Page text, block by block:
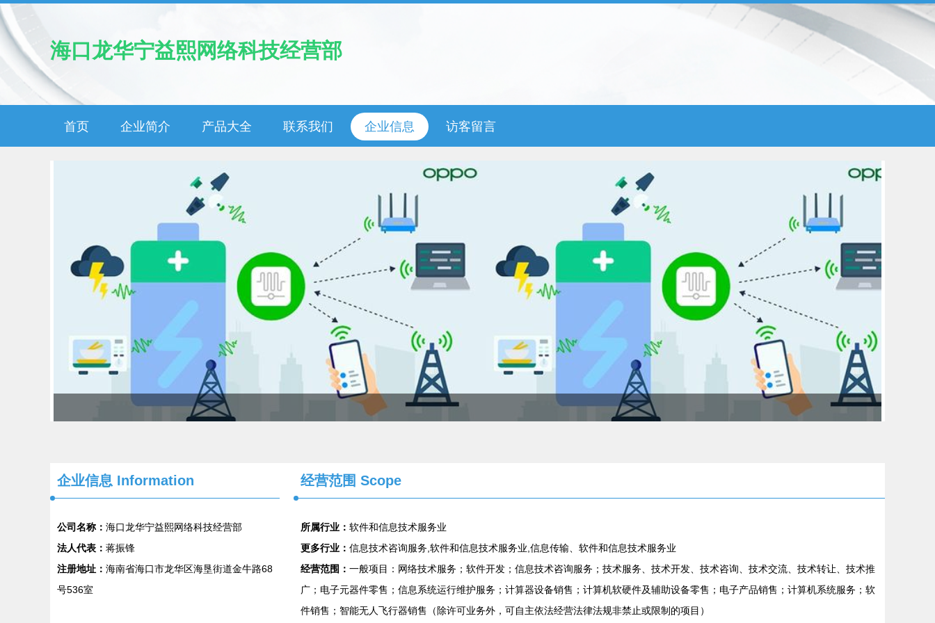
海口龙华宁益熙网络科技经营部
首页 企业简介 产品大全 联系我们 企业信息 访客留言
企业信息 Information
公司名称： 海口龙华宁益熙网络科技经营部
法人代表： 蒋振锋
注册地址： 海南省海口市龙华区海垦街道金牛路68
号536室
经营范围 Scope
所属行业： 软件和信息技术服务业
更多行业： 信息技术咨询服务,软件和信息技术服务业,信息传输、软件和信息技术服务业
经营范围： 一般项目：网络技术服务；软件开发；信息技术咨询服务；技术服务、技术开发、技术咨询、技术交流、技术转让、技术推
广；电子元器件零售；信息系统运行维护服务；计算器设备销售；计算机软硬件及辅助设备零售；电子产品销售；计算机系统服务；软
件销售；智能无人飞行器销售（除许可业务外，可自主依法经营法律法规非禁止或限制的项目）